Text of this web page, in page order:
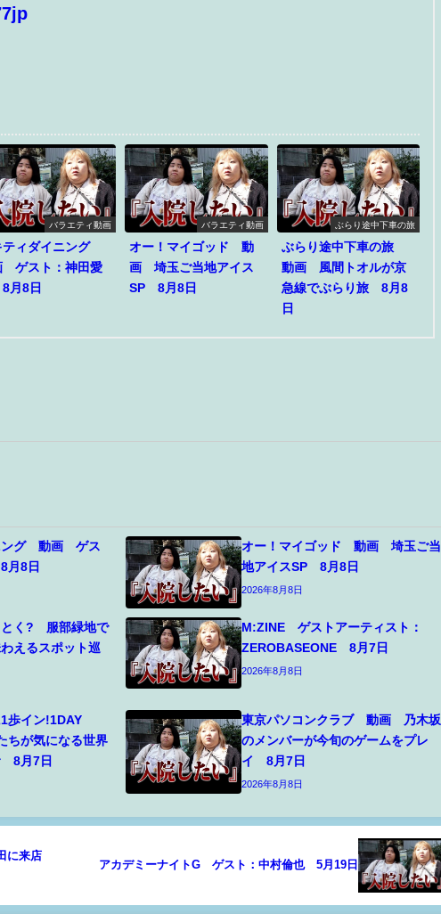
バラエティ動画
ティダイニング
ゲスト：神田愛
月8日
バラエティ動画
オー！マイゴッド 動
画 埼玉ご当地アイス
SP 8月8日
ぶらり途中下車の旅
ぶらり途中下車の旅
動画 風間トオルが京
急線でぶらり旅 8月8
日
ング 動画 ゲス
月8日
オー！マイゴッド 動画 埼玉ご当
地アイスSP 8月8日
2026年8月8日
とく? 服部緑地で
えるスポット巡
M:ZINE ゲストアーティスト：
ZEROBASEONE 8月7日
2026年8月8日
歩イン!1DAY
ちが気になる世界
8月7日
東京パソコンクラブ 動画 乃木坂
のメンバーが今旬のゲームをプレ
イ 8月7日
2026年8月8日
に来店
アカデミーナイトG ゲスト：中村倫也 5月19日